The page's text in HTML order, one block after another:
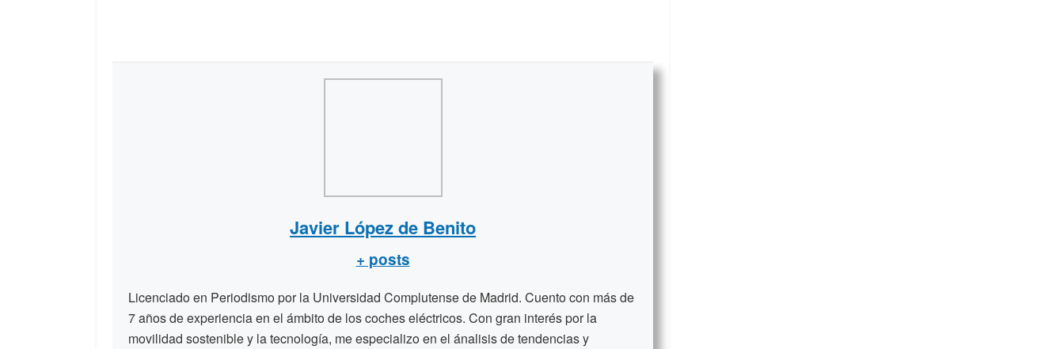
Javier López de Benito
+ posts
Licenciado en Periodismo por la Universidad Complutense de Madrid. Cuento con más de
7 años de experiencia en el ámbito de los coches eléctricos. Con gran interés por la
movilidad sostenible y la tecnología, me especializo en el ánalisis de tendencias y